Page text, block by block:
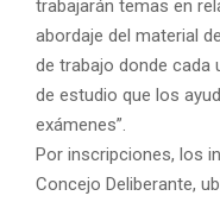
trabajarán temas en
abordaje del material
de trabajo donde cada
de estudio que los
exámenes”.
Por inscripciones, los
Concejo Deliberante,